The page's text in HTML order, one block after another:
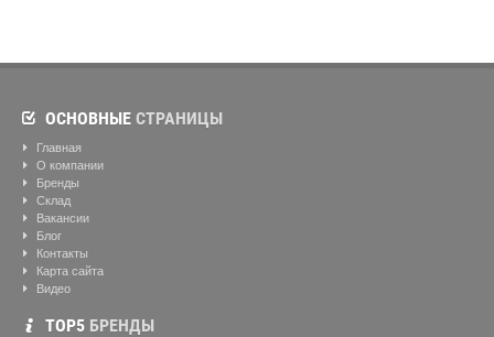
ОСНОВНЫЕ СТРАНИЦЫ
Главная
О компании
Бренды
Склад
Вакансии
Блог
Контакты
Карта сайта
Видео
ТОР5 БРЕНДЫ